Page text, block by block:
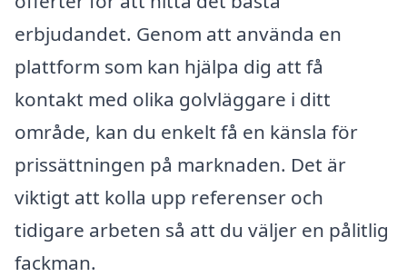
erbjudandet. Genom att använda en
plattform som kan hjälpa dig att få
kontakt med olika golvläggare i ditt
område, kan du enkelt få en känsla för
prissättningen på marknaden. Det är
viktigt att kolla upp referenser och
tidigare arbeten så att du väljer en pålitlig
fackman.